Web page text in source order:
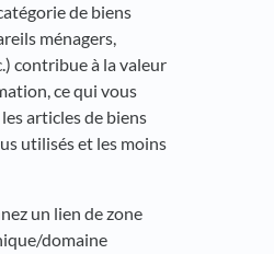
de biens
ménagers,
contribue à la valeur
ce qui vous
articles de biens
utilisés et les moins
un lien de zone
domaine